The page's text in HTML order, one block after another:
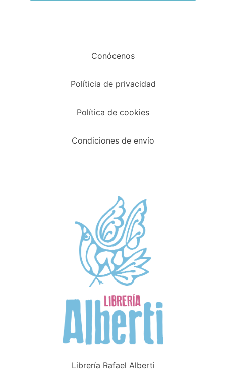
Conócenos
Políticia de privacidad
Política de cookies
Condiciones de envío
Librería Rafael Alberti